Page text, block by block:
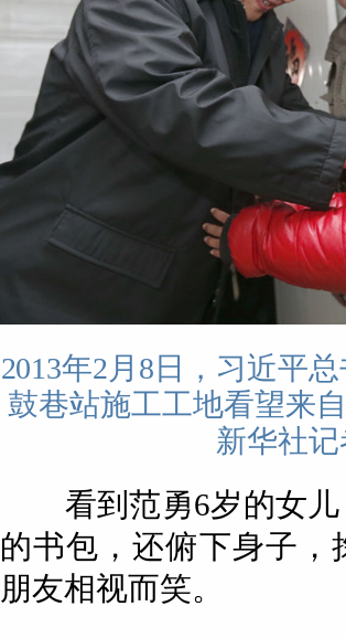
2013年2月8日，习近平
鼓巷站施工工地看望来
新华社
看到范勇6岁的女儿
的书包，还俯下身子
朋友相视而笑。